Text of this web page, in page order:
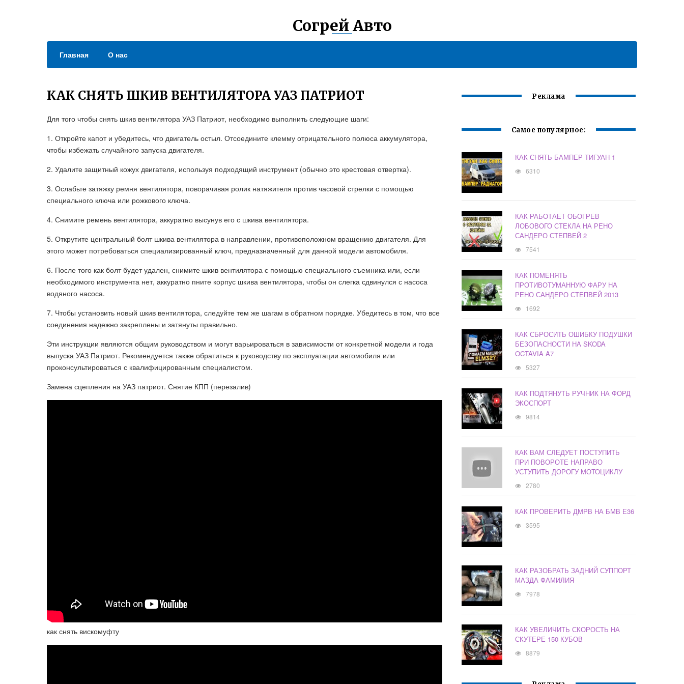
Согрей Авто
Главная О нас
КАК СНЯТЬ ШКИВ ВЕНТИЛЯТОРА УАЗ ПАТРИОТ
Для того чтобы снять шкив вентилятора УАЗ Патриот, необходимо выполнить следующие шаги:
1. Откройте капот и убедитесь, что двигатель остыл. Отсоедините клемму отрицательного полюса аккумулятора,
чтобы избежать случайного запуска двигателя.
2. Удалите защитный кожух двигателя, используя подходящий инструмент (обычно это крестовая отвертка).
3. Ослабьте затяжку ремня вентилятора, поворачивая ролик натяжителя против часовой стрелки с помощью
специального ключа или рожкового ключа.
4. Снимите ремень вентилятора, аккуратно высунув его с шкива вентилятора.
5. Открутите центральный болт шкива вентилятора в направлении, противоположном вращению двигателя. Для
этого может потребоваться специализированный ключ, предназначенный для данной модели автомобиля.
6. После того как болт будет удален, снимите шкив вентилятора с помощью специального съемника или, если
необходимого инструмента нет, аккуратно пните корпус шкива вентилятора, чтобы он слегка сдвинулся с насоса
водяного насоса.
7. Чтобы установить новый шкив вентилятора, следуйте тем же шагам в обратном порядке. Убедитесь в том, что все
соединения надежно закреплены и затянуты правильно.
Эти инструкции являются общим руководством и могут варьироваться в зависимости от конкретной модели и года
выпуска УАЗ Патриот. Рекомендуется также обратиться к руководству по эксплуатации автомобиля или
проконсультироваться с квалифицированным специалистом.
Замена сцепления на УАЗ патриот. Снятие КПП (перезалив)
как снять вискомуфту
Реклама
Самое популярное:
КАК СНЯТЬ БАМПЕР ТИГУАН 1
6310
КАК РАБОТАЕТ ОБОГРЕВ
ЛОБОВОГО СТЕКЛА НА РЕНО
САНДЕРО СТЕПВЕЙ 2
7541
КАК ПОМЕНЯТЬ
ПРОТИВОТУМАННУЮ ФАРУ НА
РЕНО САНДЕРО СТЕПВЕЙ 2013
1692
КАК СБРОСИТЬ ОШИБКУ ПОДУШКИ
БЕЗОПАСНОСТИ НА SKODA
OCTAVIA A7
5327
КАК ПОДТЯНУТЬ РУЧНИК НА ФОРД
ЭКОСПОРТ
9814
КАК ВАМ СЛЕДУЕТ ПОСТУПИТЬ
ПРИ ПОВОРОТЕ НАПРАВО
УСТУПИТЬ ДОРОГУ МОТОЦИКЛУ
2780
КАК ПРОВЕРИТЬ ДМРВ НА БМВ Е36
3595
КАК РАЗОБРАТЬ ЗАДНИЙ СУППОРТ
МАЗДА ФАМИЛИЯ
7978
КАК УВЕЛИЧИТЬ СКОРОСТЬ НА
СКУТЕРЕ 150 КУБОВ
8879